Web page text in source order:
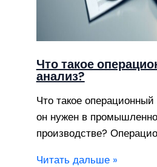
Что такое
анализ?
Что такое
он нужен в
производстве?
Читать дальше »